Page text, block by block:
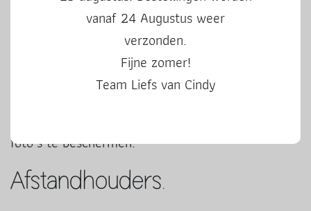
De bordjes zijn in 3 kleuren verkrijgbaar; zwart,
wit, transparant.
De opdruk wordt gemaakt met vinyl en kan in het
wit of zwart. Dit vinyl is speciaal voor buiten.
foto’s te beschermen.
Afstandhouders.
vanaf 24 Augustus weer
verzonden.
Fijne zomer!
Team Liefs van Cindy